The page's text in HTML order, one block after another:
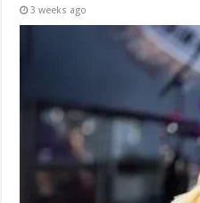
3 weeks ago